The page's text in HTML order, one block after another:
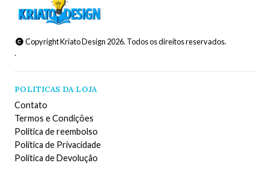
Copyright Kriato Design 2026. Todos os direitos reservados.
.
POLITICAS DA LOJA
Contato
Termos e Condições
Politica de reembolso
Política de Privacidade
Política de Devolução